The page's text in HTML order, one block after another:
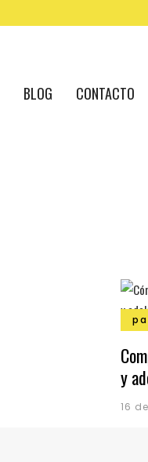
BLOG CONTACTO
y
16